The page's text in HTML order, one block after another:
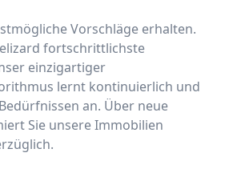
Vorschläge erhalten.
fortschrittlichste
einzigartiger
lernt kontinuierlich und
an. Über neue
Sie unsere Immobilien